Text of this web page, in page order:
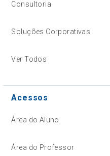
Consultoria
Soluções Corporativas
Ver Todos
Acessos
Área do Aluno
Área do Professor